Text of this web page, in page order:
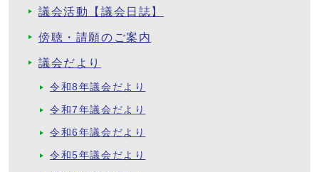
議会活動【議会日誌】
傍聴・請願のご案内
議会だより
令和8年議会だより
令和7年議会だより
令和6年議会だより
令和5年議会だより